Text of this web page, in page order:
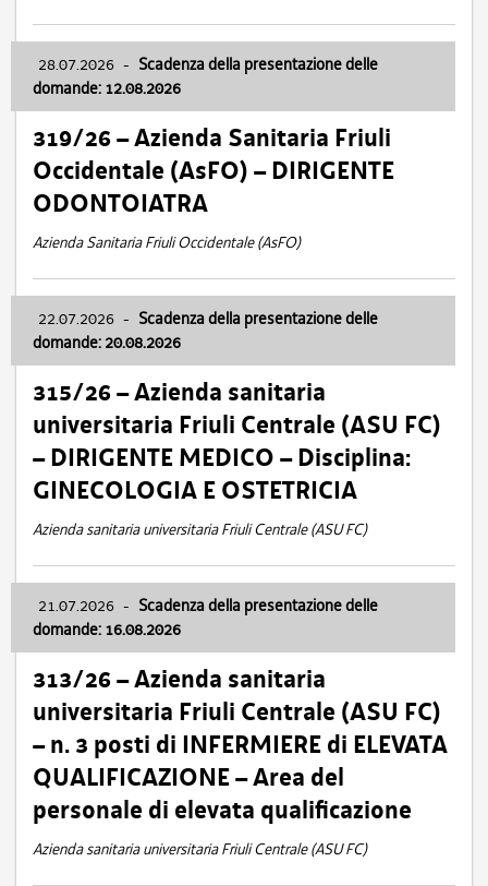
28.07.2026 - Scadenza della presentazione delle
domande: 12.08.2026
319/26 – Azienda Sanitaria Friuli
Occidentale (AsFO) – DIRIGENTE
ODONTOIATRA
Azienda Sanitaria Friuli Occidentale (AsFO)
22.07.2026 - Scadenza della presentazione delle
domande: 20.08.2026
315/26 – Azienda sanitaria
universitaria Friuli Centrale (ASU FC)
– DIRIGENTE MEDICO – Disciplina:
GINECOLOGIA E OSTETRICIA
Azienda sanitaria universitaria Friuli Centrale (ASU FC)
21.07.2026 - Scadenza della presentazione delle
domande: 16.08.2026
313/26 – Azienda sanitaria
universitaria Friuli Centrale (ASU FC)
– n. 3 posti di INFERMIERE di ELEVATA
QUALIFICAZIONE – Area del
personale di elevata qualificazione
Azienda sanitaria universitaria Friuli Centrale (ASU FC)